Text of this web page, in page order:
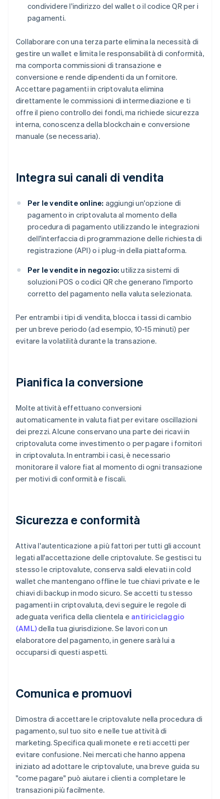
condividere l'indirizzo del wallet o il codice QR per i
pagamenti.
Collaborare con una terza parte elimina la necessità di
gestire un wallet e limita le responsabilità di conformità,
ma comporta commissioni di transazione e
conversione e rende dipendenti da un fornitore.
Accettare pagamenti in criptovaluta elimina
direttamente le commissioni di intermediazione e ti
offre il pieno controllo dei fondi, ma richiede sicurezza
interna, conoscenza della blockchain e conversione
manuale (se necessaria).
Integra sui canali di vendita
Per le vendite online: aggiungi un'opzione di
pagamento in criptovaluta al momento della
procedura di pagamento utilizzando le integrazioni
dell'interfaccia di programmazione delle richiesta di
registrazione (API) o i plug-in della piattaforma.
Per le vendite in negozio: utilizza sistemi di
soluzioni POS o codici QR che generano l'importo
corretto del pagamento nella valuta selezionata.
Per entrambi i tipi di vendita, blocca i tassi di cambio
per un breve periodo (ad esempio, 10-15 minuti) per
evitare la volatilità durante la transazione.
Pianifica la conversione
Molte attività effettuano conversioni
automaticamente in valuta fiat per evitare oscillazioni
dei prezzi. Alcune conservano una parte dei ricavi in
criptovaluta come investimento o per pagare i fornitori
in criptovaluta. In entrambi i casi, è necessario
monitorare il valore fiat al momento di ogni transazione
per motivi di conformità e fiscali.
Sicurezza e conformità
Attiva l'autenticazione a più fattori per tutti gli account
legati all'accettazione delle criptovalute. Se gestisci tu
stesso le criptovalute, conserva saldi elevati in cold
wallet che mantengano offline le tue chiavi private e le
chiavi di backup in modo sicuro. Se accetti tu stesso
pagamenti in criptovaluta, devi seguire le regole di
adeguata verifica della clientela e antiriciclaggio
(AML)della tua giurisdizione. Se lavori con un
elaboratore del pagamento, in genere sarà lui a
occuparsi di questi aspetti.
Comunica e promuovi
Dimostra di accettare le criptovalute nella procedura di
pagamento, sul tuo sito e nelle tue attività di
marketing. Specifica quali monete e reti accetti per
evitare confusione. Nei mercati che hanno appena
iniziato ad adottare le criptovalute, una breve guida su
"come pagare" può aiutare i clienti a completare le
transazioni più facilmente.